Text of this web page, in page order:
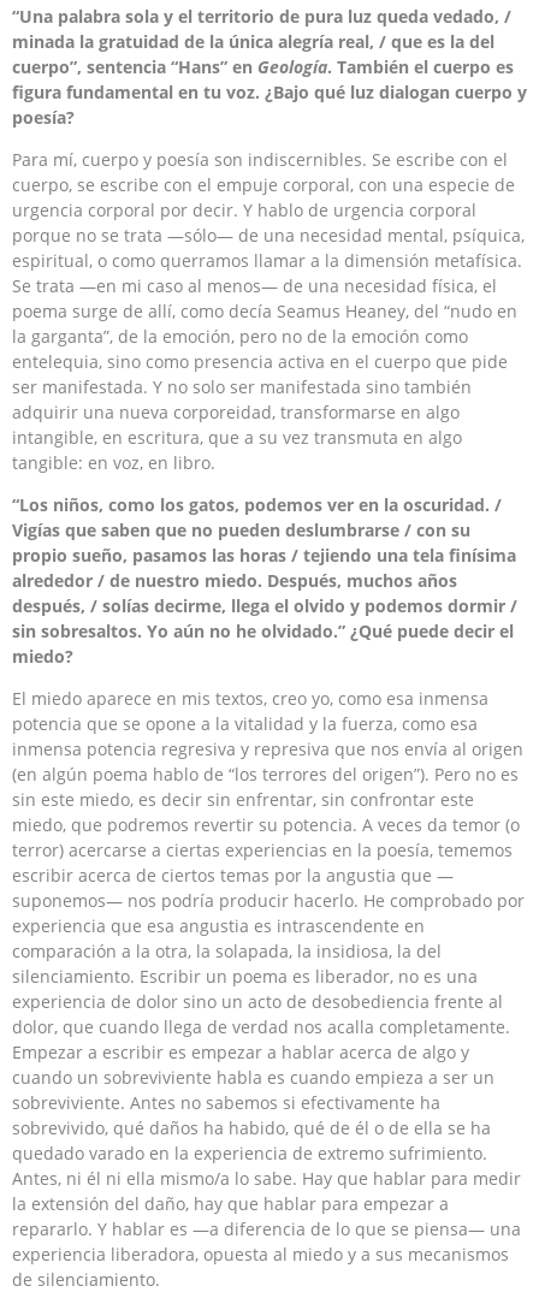
“Una palabra sola y el territorio de pura luz queda vedado, /
minada la gratuidad de la única alegría real, / que es la del
cuerpo”, sentencia “Hans” en Geología. También el cuerpo es
figura fundamental en tu voz. ¿Bajo qué luz dialogan cuerpo y
poesía?
Para mí, cuerpo y poesía son indiscernibles. Se escribe con el
cuerpo, se escribe con el empuje corporal, con una especie de
urgencia corporal por decir. Y hablo de urgencia corporal
porque no se trata —sólo— de una necesidad mental, psíquica,
espiritual, o como querramos llamar a la dimensión metafísica.
Se trata —en mi caso al menos— de una necesidad física, el
poema surge de allí, como decía Seamus Heaney, del “nudo en
la garganta”, de la emoción, pero no de la emoción como
entelequia, sino como presencia activa en el cuerpo que pide
ser manifestada. Y no solo ser manifestada sino también
adquirir una nueva corporeidad, transformarse en algo
intangible, en escritura, que a su vez transmuta en algo
tangible: en voz, en libro.
“Los niños, como los gatos, podemos ver en la oscuridad. /
Vigías que saben que no pueden deslumbrarse / con su
propio sueño, pasamos las horas / tejiendo una tela finísima
alrededor / de nuestro miedo. Después, muchos años
después, / solías decirme, llega el olvido y podemos dormir /
sin sobresaltos. Yo aún no he olvidado.” ¿Qué puede decir el
miedo?
El miedo aparece en mis textos, creo yo, como esa inmensa
potencia que se opone a la vitalidad y la fuerza, como esa
inmensa potencia regresiva y represiva que nos envía al origen
(en algún poema hablo de “los terrores del origen”). Pero no es
sin este miedo, es decir sin enfrentar, sin confrontar este
miedo, que podremos revertir su potencia. A veces da temor (o
terror) acercarse a ciertas experiencias en la poesía, tememos
escribir acerca de ciertos temas por la angustia que —
suponemos— nos podría producir hacerlo. He comprobado por
experiencia que esa angustia es intrascendente en
comparación a la otra, la solapada, la insidiosa, la del
silenciamiento. Escribir un poema es liberador, no es una
experiencia de dolor sino un acto de desobediencia frente al
dolor, que cuando llega de verdad nos acalla completamente.
Empezar a escribir es empezar a hablar acerca de algo y
cuando un sobreviviente habla es cuando empieza a ser un
sobreviviente. Antes no sabemos si efectivamente ha
sobrevivido, qué daños ha habido, qué de él o de ella se ha
quedado varado en la experiencia de extremo sufrimiento.
Antes, ni él ni ella mismo/a lo sabe. Hay que hablar para medir
la extensión del daño, hay que hablar para empezar a
repararlo. Y hablar es —a diferencia de lo que se piensa— una
experiencia liberadora, opuesta al miedo y a sus mecanismos
de silenciamiento.